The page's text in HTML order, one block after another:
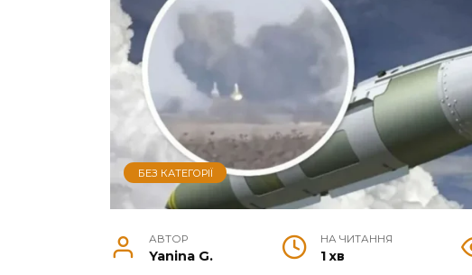
БЕЗ КАТЕГОРІЇ
АВТОР
Yanina G.
НА ЧИТАННЯ
1 хв